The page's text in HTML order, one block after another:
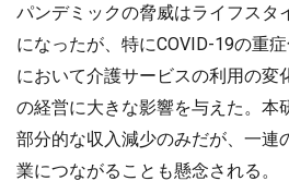
パンデミックの脅威はライフスタ
になったが、特にCOVID-19の重
において介護サービスの利用の変
の経営に大きな影響を与えた。本
部分的な収入減少のみだが、一連
業につながることも懸念される。